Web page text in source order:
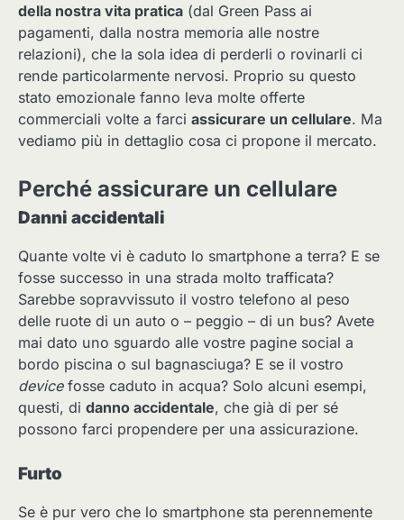
della nostra vita pratica (dal Green Pass ai
pagamenti, dalla nostra memoria alle nostre
relazioni), che la sola idea di perderli o rovinarli ci
rende particolarmente nervosi. Proprio su questo
stato emozionale fanno leva molte offerte
commerciali volte a farci assicurare un cellulare. Ma
vediamo più in dettaglio cosa ci propone il mercato.
Perché assicurare un cellulare
Danni accidentali
Quante volte vi è caduto lo smartphone a terra? E se
fosse successo in una strada molto trafficata?
Sarebbe sopravvissuto il vostro telefono al peso
delle ruote di un auto o – peggio – di un bus? Avete
mai dato uno sguardo alle vostre pagine social a
bordo piscina o sul bagnasciuga? E se il vostro
devicefosse caduto in acqua? Solo alcuni esempi,
questi, di danno accidentale, che già di per sé
possono farci propendere per una assicurazione.
Furto
Se è pur vero che lo smartphone sta perennemente